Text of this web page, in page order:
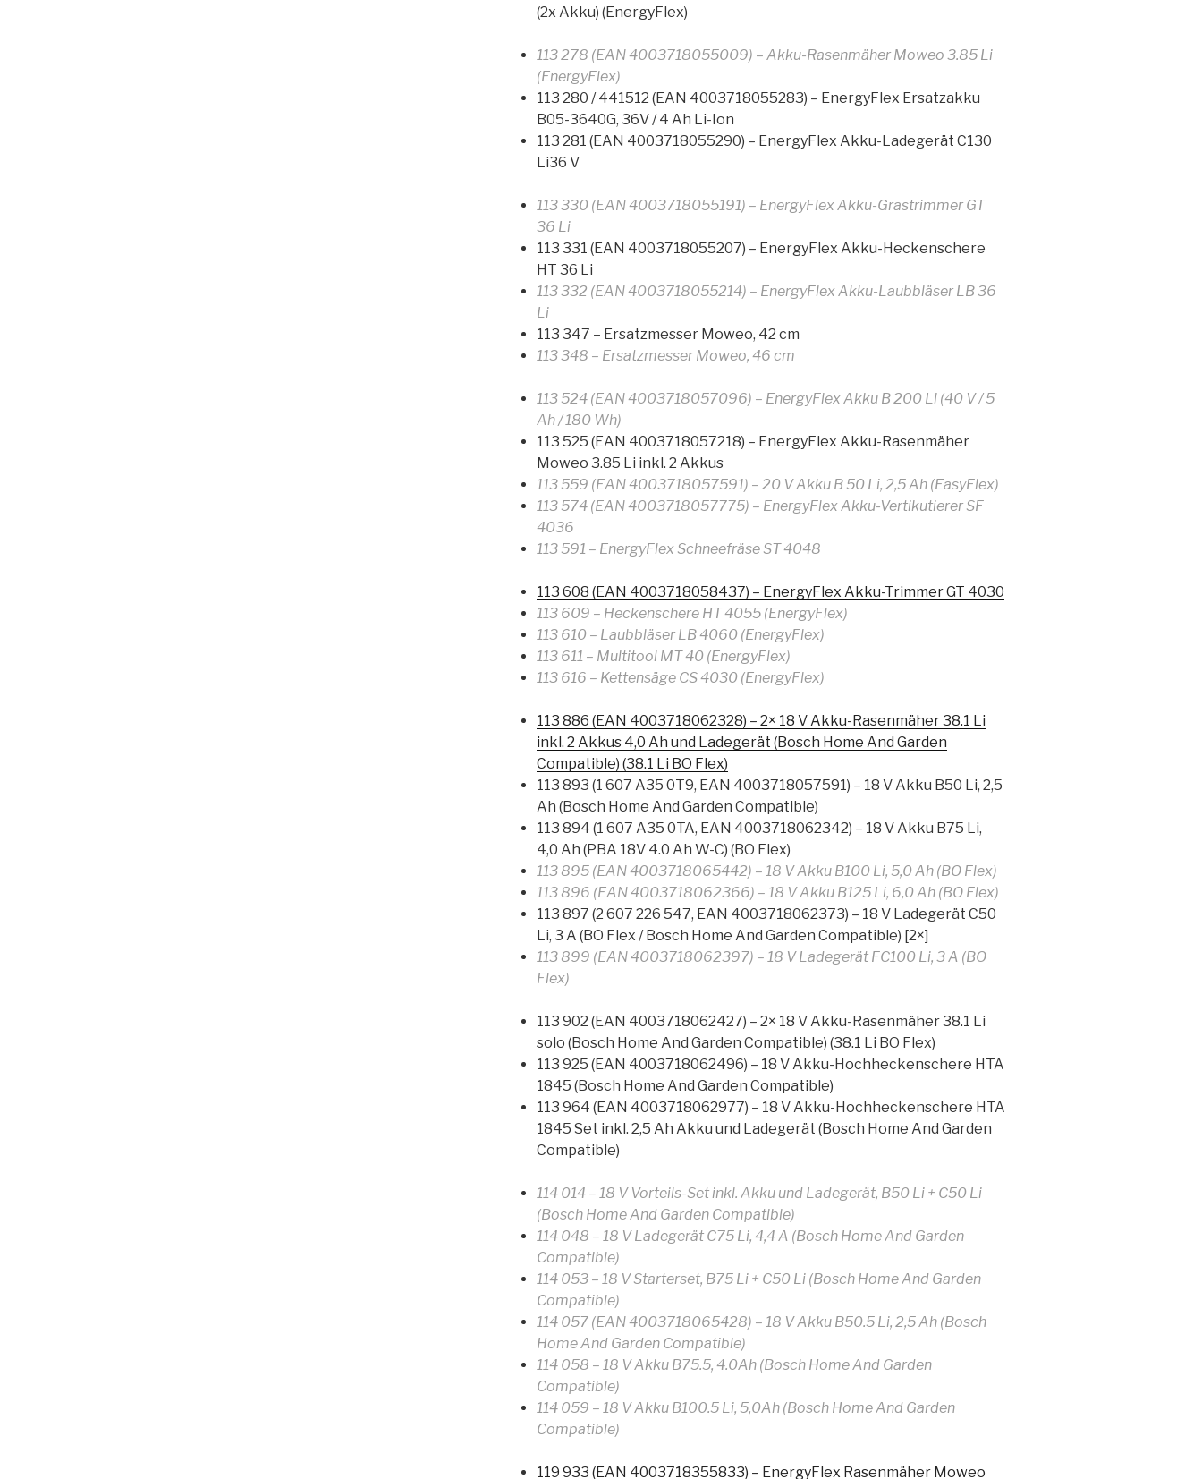
(2x Akku) (EnergyFlex)
113 278 (EAN 4003718055009) – Akku-Rasenmäher Moweo 3.85 Li
(EnergyFlex)
113 280 / 441512 (EAN 4003718055283) – EnergyFlex Ersatzakku
B05-3640G, 36V / 4 Ah Li-Ion
113 281 (EAN 4003718055290) – EnergyFlex Akku-Ladegerät C130
Li36 V
113 330 (EAN 4003718055191) – EnergyFlex Akku-Grastrimmer GT
36 Li
113 331 (EAN 4003718055207) – EnergyFlex Akku-Heckenschere
HT 36 Li
113 332 (EAN 4003718055214) – EnergyFlex Akku-Laubbläser LB 36
Li
113 347 – Ersatzmesser Moweo, 42 cm
113 348 – Ersatzmesser Moweo, 46 cm
113 524 (EAN 4003718057096) – EnergyFlex Akku B 200 Li (40 V / 5
Ah / 180 Wh)
113 525 (EAN 4003718057218) – EnergyFlex Akku-Rasenmäher
Moweo 3.85 Li inkl. 2 Akkus
113 559 (EAN 4003718057591) – 20 V Akku B 50 Li, 2,5 Ah (EasyFlex)
113 574 (EAN 4003718057775) – EnergyFlex Akku-Vertikutierer SF
4036
113 591 – EnergyFlex Schneefräse ST 4048
113 608 (EAN 4003718058437) – EnergyFlex Akku-Trimmer GT 4030
113 609 – Heckenschere HT 4055 (EnergyFlex)
113 610 – Laubbläser LB 4060 (EnergyFlex)
113 611 – Multitool MT 40 (EnergyFlex)
113 616 – Kettensäge CS 4030 (EnergyFlex)
113 886 (EAN 4003718062328) – 2× 18 V Akku-Rasenmäher 38.1 Li
inkl. 2 Akkus 4,0 Ah und Ladegerät (Bosch Home And Garden
Compatible) (38.1 Li BO Flex)
113 893 (1 607 A35 0T9, EAN 4003718057591) – 18 V Akku B50 Li, 2,5
Ah (Bosch Home And Garden Compatible)
113 894 (1 607 A35 0TA, EAN 4003718062342) – 18 V Akku B75 Li,
4,0 Ah (PBA 18V 4.0 Ah W-C) (BO Flex)
113 895 (EAN 4003718065442) – 18 V Akku B100 Li, 5,0 Ah (BO Flex)
113 896 (EAN 4003718062366) – 18 V Akku B125 Li, 6,0 Ah (BO Flex)
113 897 (2 607 226 547, EAN 4003718062373) – 18 V Ladegerät C50
Li, 3 A (BO Flex / Bosch Home And Garden Compatible) [2×]
113 899 (EAN 4003718062397) – 18 V Ladegerät FC100 Li, 3 A (BO
Flex)
113 902 (EAN 4003718062427) – 2× 18 V Akku-Rasenmäher 38.1 Li
solo (Bosch Home And Garden Compatible) (38.1 Li BO Flex)
113 925 (EAN 4003718062496) – 18 V Akku-Hochheckenschere HTA
1845 (Bosch Home And Garden Compatible)
113 964 (EAN 4003718062977) – 18 V Akku-Hochheckenschere HTA
1845 Set inkl. 2,5 Ah Akku und Ladegerät (Bosch Home And Garden
Compatible)
114 014 – 18 V Vorteils-Set inkl. Akku und Ladegerät, B50 Li + C50 Li
(Bosch Home And Garden Compatible)
114 048 – 18 V Ladegerät C75 Li, 4,4 A (Bosch Home And Garden
Compatible)
114 053 – 18 V Starterset, B75 Li + C50 Li (Bosch Home And Garden
Compatible)
114 057 (EAN 4003718065428) – 18 V Akku B50.5 Li, 2,5 Ah (Bosch
Home And Garden Compatible)
114 058 – 18 V Akku B75.5, 4.0Ah (Bosch Home And Garden
Compatible)
114 059 – 18 V Akku B100.5 Li, 5,0Ah (Bosch Home And Garden
Compatible)
119 933 (EAN 4003718355833) – EnergyFlex Rasenmäher Moweo